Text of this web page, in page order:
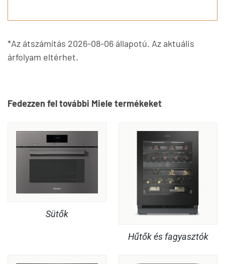
*Az átszámítás 2026-08-06 állapotú. Az aktuális
árfolyam eltérhet.
Fedezzen fel további Miele termékeket
Sütők
Hűtők és fagyasztók